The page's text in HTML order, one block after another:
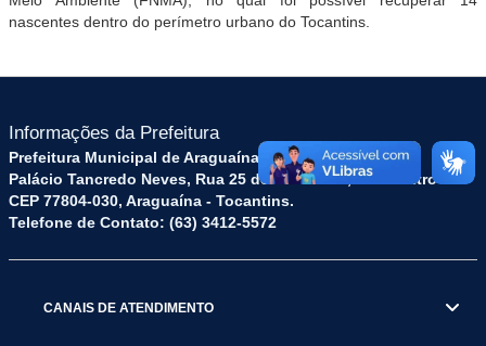
nascentes dentro do perímetro urbano do Tocantins.
Informações da Prefeitura
Prefeitura Municipal de Araguaína TO
Palácio Tancredo Neves, Rua 25 de Dezembro, 52 - Centro
CEP 77804-030, Araguaína - Tocantins.
Telefone de Contato: (63) 3412-5572
CANAIS DE ATENDIMENTO